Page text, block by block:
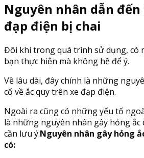
Nguyên nhân dẫn đến
đạp điện bị chai
Đôi khi trong quá trình sử dụng, có
bạn thực hiện mà không hề để ý.
Về lâu dài, đây chính là những
cố về ắc quy trên xe đạp điện.
Ngoài ra cũng có những yếu tố
là những nguyên nhân gây hỏng ắc
cần lưu ý.Nguyên nhân gây hỏng
có: